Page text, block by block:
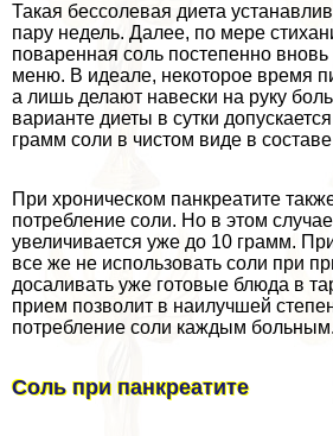
Такая бессолевая диета
пару недель. Далее, по мере
поваренная соль постепенно
меню. В идеале, некоторое время
а лишь делают навески на руку
варианте диеты в сутки
грамм соли в чистом виде в
При хроническом панкреатите
потрeбление соли. Но в этом
увеличивается уже до 10 грамм.
все же не использовать соли при
досаливать уже готовые блюда в
прием позволит в наилучшей
потрeбление соли каждым больным.
Соль при панкреатите